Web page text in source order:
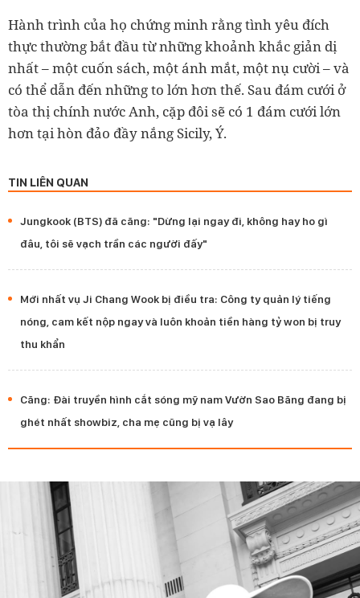
Hành trình của họ chứng minh rằng tình yêu đích
thực thường bắt đầu từ những khoảnh khắc giản dị
nhất – một cuốn sách, một ánh mắt, một nụ cười – và
có thể dẫn đến những to lớn hơn thế. Sau đám cưới ở
tòa thị chính nước Anh, cặp đôi sẽ có 1 đám cưới lớn
hơn tại hòn đảo đầy nắng Sicily, Ý.
TIN LIÊN QUAN
Jungkook (BTS) đã căng: "Dừng lại ngay đi, không hay ho gì
đâu, tôi sẽ vạch trần các người đấy"
Mới nhất vụ Ji Chang Wook bị điều tra: Công ty quản lý tiếng
nóng, cam kết nộp ngay và luôn khoản tiền hàng tỷ won bị truy
thu khẩn
Căng: Đài truyền hình cắt sóng mỹ nam Vườn Sao Băng đang bị
ghét nhất showbiz, cha mẹ cũng bị vạ lây